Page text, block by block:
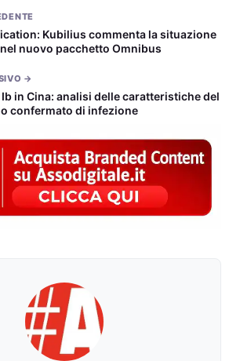
Kubilius commenta la situazione
nuovo pacchetto Omnibus
→
in Cina: analisi delle caratteristiche del
confermato di infezione